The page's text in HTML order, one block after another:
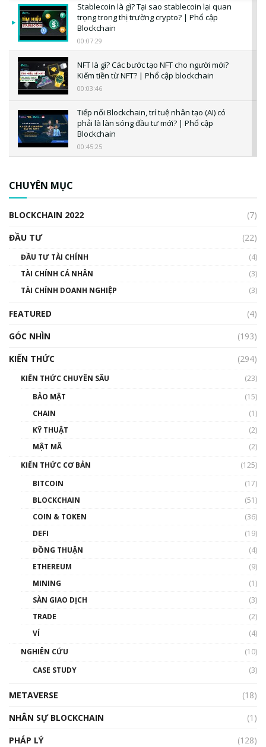
Stablecoin là gì? Tại sao stablecoin lại quan
trọng trong thị trường crypto? | Phổ cập
Blockchain
00:07:29
NFT là gì? Các bước tạo NFT cho người mới?
Kiếm tiền từ NFT? | Phổ cập blockchain
00:03:46
Tiếp nối Blockchain, trí tuệ nhân tạo (AI) có
phải là làn sóng đầu tư mới? | Phổ cập
Blockchain
00:45:25
00:02:14
Nhìn lại năm 2022: Những sự kiện ảnh hưởng
đến hệ sinh thái tiền mã hoá | Phổ cập
00:43:47
như thể nào?
00:39:31
Phổ cập Blockchain
thống & Crypto qua các cuộc chiến | Phổ cập
01:32:59
CHUYÊN MỤC
BLOCKCHAIN 2022
(7)
ĐẦU TƯ
(22)
ĐẦU TƯ TÀI CHÍNH
(4)
TÀI CHÍNH CÁ NHÂN
(3)
TÀI CHÍNH DOANH NGHIỆP
(3)
FEATURED
(4)
GÓC NHÌN
(193)
KIẾN THỨC
(294)
KIẾN THỨC CHUYÊN SÂU
(23)
BẢO MẬT
(15)
CHAIN
(1)
KỸ THUẬT
(2)
MẬT MÃ
(2)
KIẾN THỨC CƠ BẢN
(125)
BITCOIN
(17)
BLOCKCHAIN
(51)
COIN & TOKEN
(36)
DEFI
(19)
ĐỒNG THUẬN
(4)
ETHEREUM
(9)
MINING
(1)
SÀN GIAO DỊCH
(3)
TRADE
(2)
VÍ
(4)
NGHIÊN CỨU
(10)
CASE STUDY
(3)
METAVERSE
(18)
NHÂN SỰ BLOCKCHAIN
(1)
PHÁP LÝ
(128)